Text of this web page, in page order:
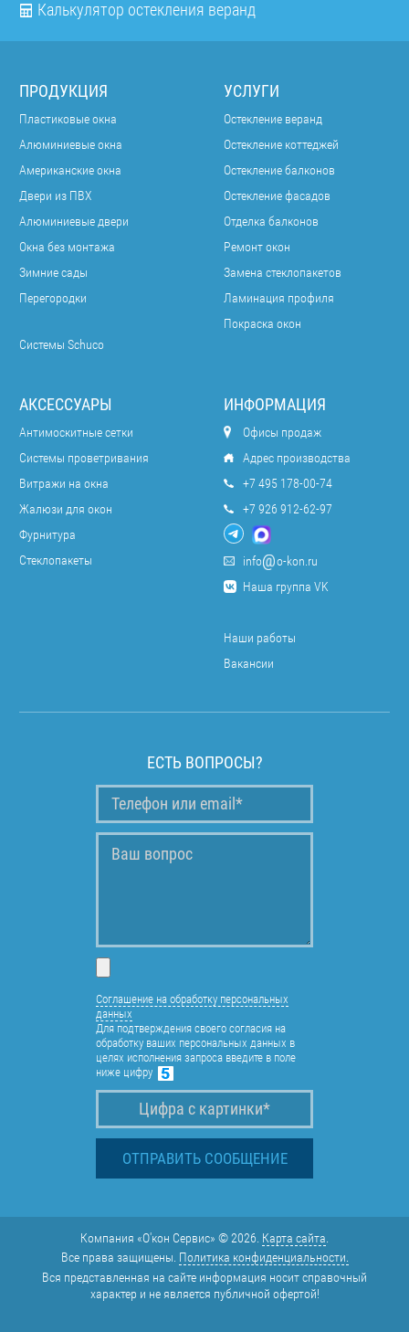
Калькулятор остекления веранд
ПРОДУКЦИЯ
Пластиковые окна
Алюминиевые окна
Американские окна
Двери из ПВХ
Алюминиевые двери
Окна без монтажа
Зимние сады
Перегородки
Системы Schuco
УСЛУГИ
Остекление веранд
Остекление коттеджей
Остекление балконов
Остекление фасадов
Отделка балконов
Ремонт окон
Замена стеклопакетов
Ламинация профиля
Покраска окон
АКСЕССУАРЫ
Антимоскитные сетки
Системы проветривания
Витражи на окна
Жалюзи для окон
Фурнитура
Стеклопакеты
ИНФОРМАЦИЯ
Офисы продаж
Адрес производства
+7 495 178-00-74
+7 926 912-62-97
info
o-kon.ru
Наша группа VK
Наши работы
Вакансии
ЕСТЬ ВОПРОСЫ?
Соглашение на обработку персональных
данных
Для подтверждения своего согласия на
обработку ваших персональных данных в
целях исполнения запроса введите в поле
ниже цифру
Компания «О'кон Сервис» © 2026. Карта сайта
Все права защищены. Политика конфиденциальности.
Вся представленная на сайте информация носит справочный
характер и не является публичной офертой!